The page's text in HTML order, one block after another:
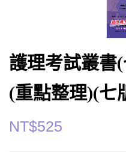
護理考試叢書
(重點整理)(七
NT$525